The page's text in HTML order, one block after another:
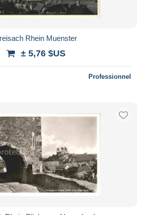
Rhein Muenster
± 5,76 $US
Professionnel